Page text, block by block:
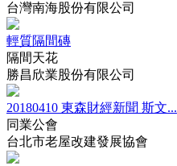
台灣南海股份有限公司
輕質隔間磚
隔間天花
勝昌欣業股份有限公司
20180410 東森財經新聞 斯文...
同業公會
台北市老屋改建發展協會